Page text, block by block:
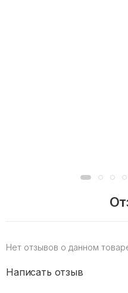
Нет отзывов о данном
Написать отзыв